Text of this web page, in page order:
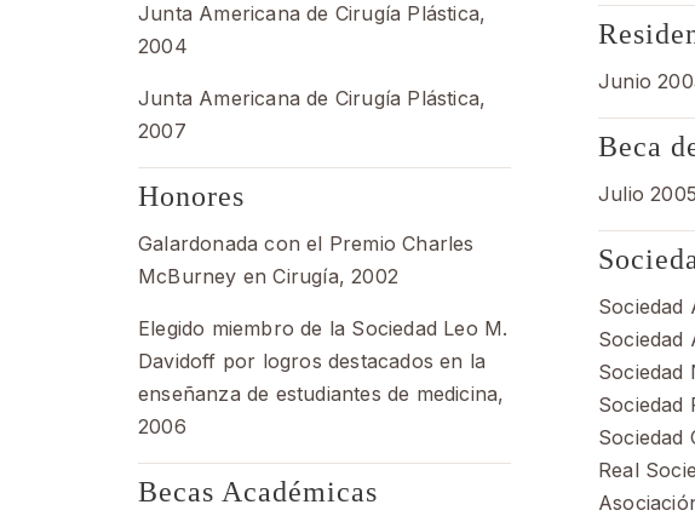
Junta Americana de Cirugía Plástica,
2004
Junta Americana de Cirugía Plástica,
2007
Honores
Galardonada con el Premio Charles
McBurney en Cirugía, 2002
Elegido miembro de la Sociedad Leo M.
Davidoff por logros destacados en la
enseñanza de estudiantes de medicina,
2006
Becas Académicas
Junio
Beca
Julio
Sociedad
Sociedad
Sociedad
Sociedad
Sociedad
Real